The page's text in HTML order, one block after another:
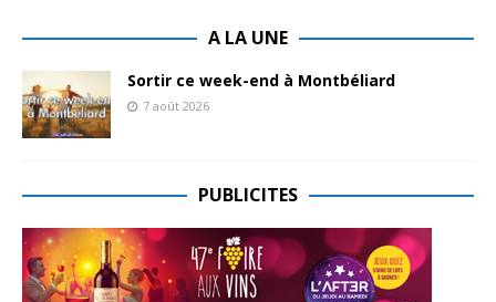
A LA UNE
Sortir ce week-end à Montbéliard
7 août 2026
PUBLICITES